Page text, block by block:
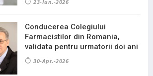
23-Iun.-2026
Conducerea Colegiului
Farmacistilor din Romania,
validata pentru urmatorii doi ani
30-Apr.-2026